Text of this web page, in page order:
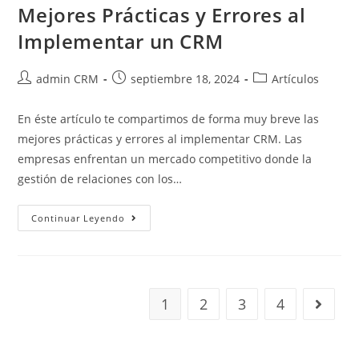
Mejores Prácticas y Errores al
Implementar un CRM
admin CRM septiembre 18, 2024 Artículos
En éste artículo te compartimos de forma muy breve las
mejores prácticas y errores al implementar CRM. Las
empresas enfrentan un mercado competitivo donde la
gestión de relaciones con los…
Continuar Leyendo
1 2 3 4